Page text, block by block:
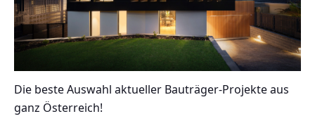
Die beste Auswahl aktueller Bauträger-Projekte aus
ganz Österreich!